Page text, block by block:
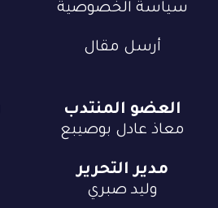
سياسة الخصوصية
أرسل مقال
العضو المنتدب
معاذ عادل بوصيبع
مدير التحرير
وليد صبري